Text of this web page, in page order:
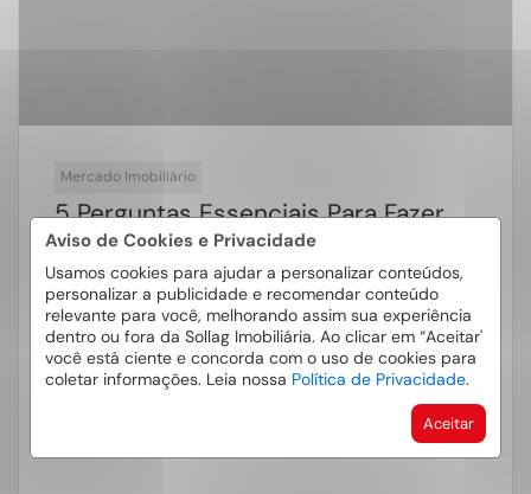
Aviso de Cookies e Privacidade
Usamos cookies para ajudar a personalizar conteúdos,
personalizar a publicidade e recomendar conteúdo
relevante para você, melhorando assim sua experiência
dentro ou fora da Sollag Imobiliária. Ao clicar em “Aceitar'
você está ciente e concorda com o uso de cookies para
coletar informações. Leia nossa Política de Privacidade.
Aceitar
Mercado Imobiliário
5 Perguntas Essenciais Para Fazer
Ao Seu Corretor
É normal que você tenha dúvidas na hora de
escolher o imóvel dos seus sonhos. Receios e
perguntas são comuns, […]